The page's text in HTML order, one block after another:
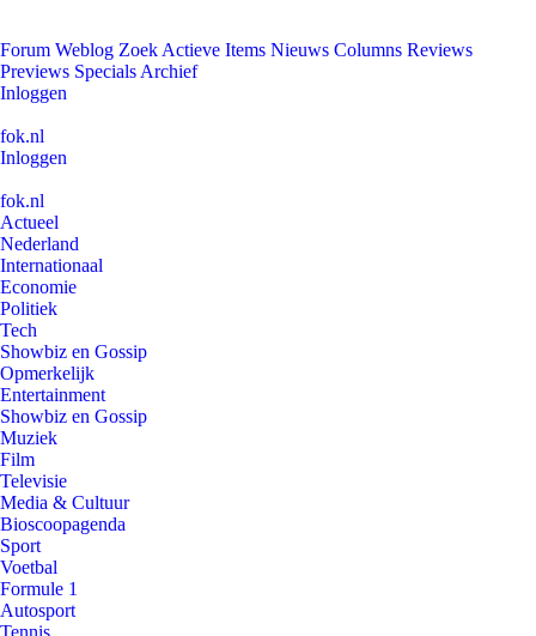
Forum Weblog Zoek Actieve Items Nieuws Columns Reviews
Previews Specials Archief
Inloggen
fok.nl
Inloggen
fok.nl
Actueel
Nederland
Internationaal
Economie
Politiek
Tech
Showbiz en Gossip
Opmerkelijk
Entertainment
Showbiz en Gossip
Muziek
Film
Televisie
Media & Cultuur
Bioscoopagenda
Sport
Voetbal
Formule 1
Autosport
Tennis